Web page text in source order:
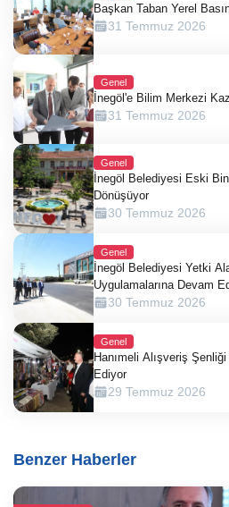
Başkan Taban Yerel
31 Temmuz 2026
Genel
İnegöl'e Bilim Merkezi
31 Temmuz 2026
Genel
İnegöl Belediyesi Eski
Dönüşüyor
30 Temmuz 2026
Genel
İnegöl Belediyesi Yetki
Uygulamalarına Devam
30 Temmuz 2026
Genel
Hanımeli Alışveriş
Ediyor
29 Temmuz 2026
Benzer Haberler